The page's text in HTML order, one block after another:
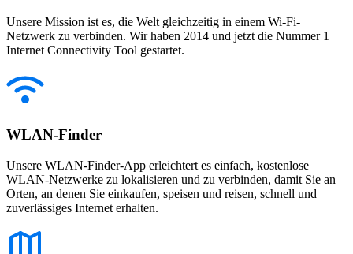
Unsere Mission ist es, die Welt gleichzeitig in einem Wi-Fi-
Netzwerk zu verbinden. Wir haben 2014 und jetzt die Nummer 1
Internet Connectivity Tool gestartet.
WLAN-Finder
Unsere WLAN-Finder-App erleichtert es einfach, kostenlose
WLAN-Netzwerke zu lokalisieren und zu verbinden, damit Sie an
Orten, an denen Sie einkaufen, speisen und reisen, schnell und
zuverlässiges Internet erhalten.